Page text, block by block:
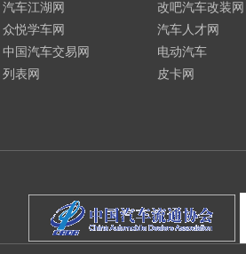
汽车江湖网
众悦学车网
中国汽车交易网
列表网
改吧汽车改装网
汽车人才网
电动汽车
皮卡网